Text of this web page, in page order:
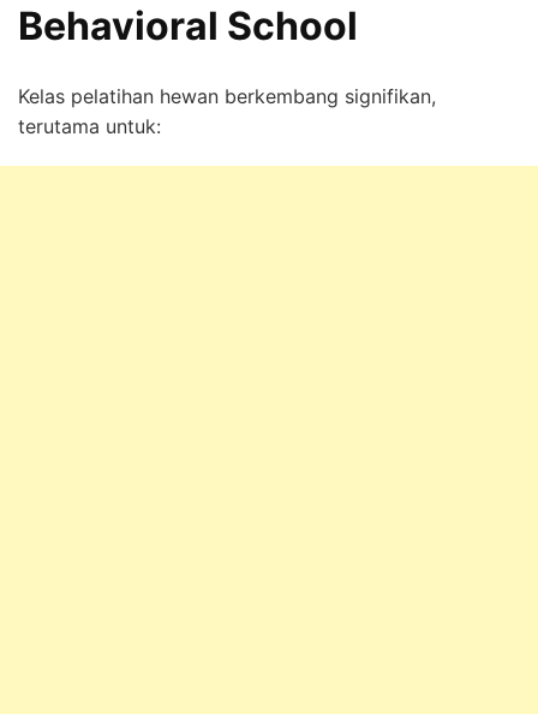
Behavioral School
Kelas pelatihan hewan berkembang signifikan,
terutama untuk: